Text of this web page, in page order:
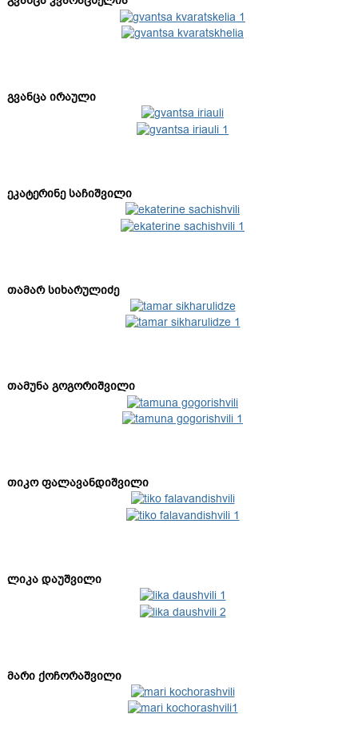
გვანცა ირაული
ეკატერინე საჩიშვილი
თამარ სიხარულიძე
თამუნა გოგორიშვილი
თიკო ფალავანდიშვილი
ლიკა დაუშვილი
მარი ქოჩორაშვილი